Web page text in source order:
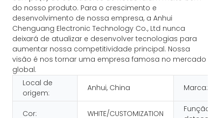
do nosso produto. Para o crescimento e
desenvolvimento de nossa empresa, a Anhui
Chenguang Electronic Technology Co., Ltd nunca
deixará de atualizar e desenvolver tecnologias para
aumentar nossa competitividade principal. Nossa
visão é nos tornar uma empresa famosa no mercado
global.
Local de
origem:
Anhui, China Marca:
Cor: WHITE/CUSTOMIZATION
Função